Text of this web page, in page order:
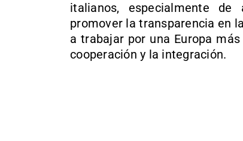
italianos, especialmente
promover la transparencia en
a trabajar por una Europa
cooperación y la integración.